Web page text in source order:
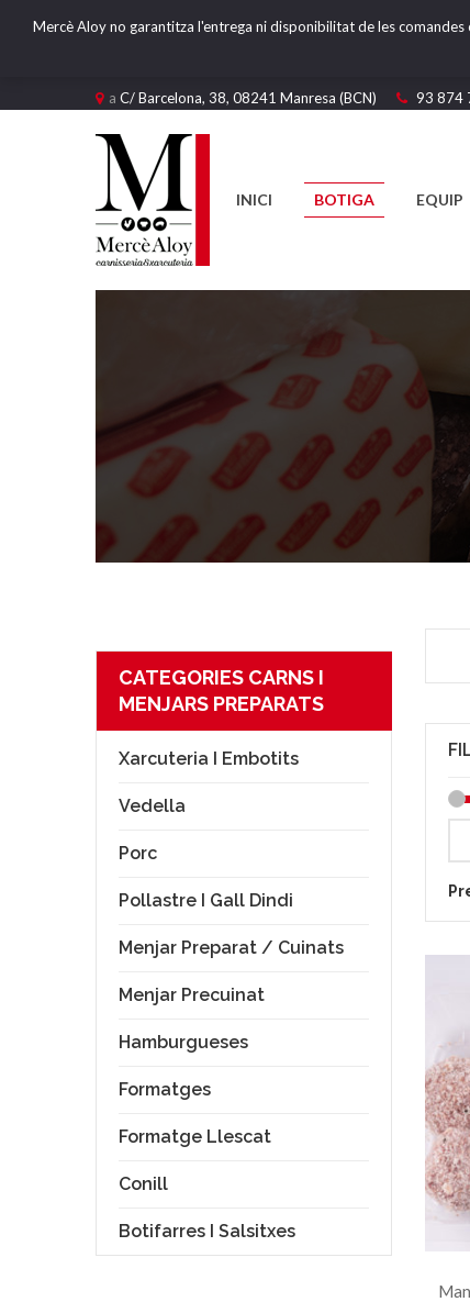
Mercè Aloy no garantitza l'entrega ni disponibilitat de les
a C/ Barcelona, 38, 08241 Manresa (BCN) 93 874
INICI BOTIGA EQUIP
CATEGORIES CARNS I
MENJARS PREPARATS
Xarcuteria I Embotits
Vedella
Porc
Pollastre I Gall Dindi
Menjar Preparat / Cuinats
Menjar Precuinat
Hamburgueses
Formatges
Formatge Llescat
Conill
Botifarres I Salsitxes